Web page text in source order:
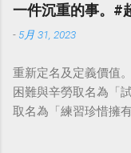
一件沉重的事。#
- 5月 31, 2023
重新定名及定義價值
困難與辛勞取名為「
取名為「練習珍惜擁
點看事情，就不會